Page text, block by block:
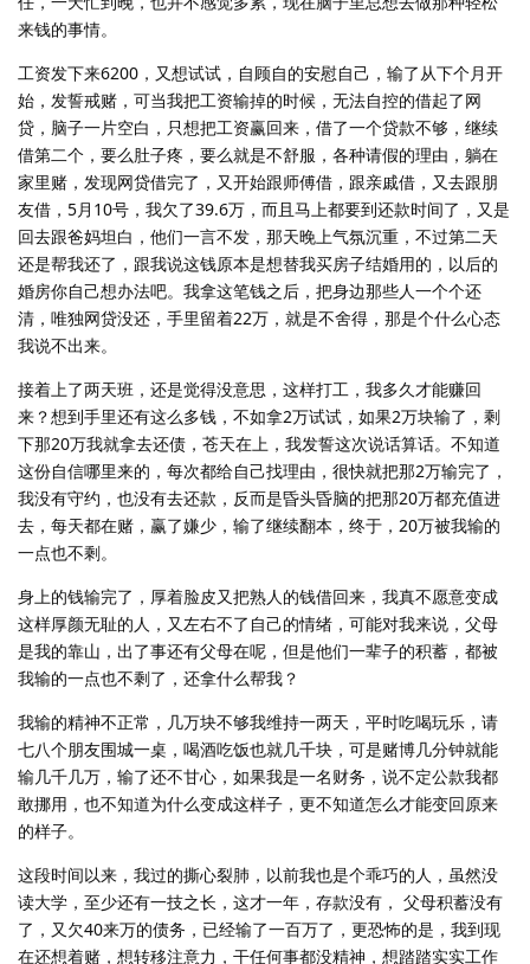
来钱的事情。
工资发下来6200，又想试试，自顾自的安慰自己，输了从下个月开
始，发誓戒赌，可当我把工资输掉的时候，无法自控的借起了网
贷，脑子一片空白，只想把工资赢回来，借了一个贷款不够，继续
借第二个，要么肚子疼，要么就是不舒服，各种请假的理由，躺在
家里赌，发现网贷借完了，又开始跟师傅借，跟亲戚借，又去跟朋
友借，5月10号，我欠了39.6万，而且马上都要到还款时间了，又是
回去跟爸妈坦白，他们一言不发，那天晚上气氛沉重，不过第二天
还是帮我还了，跟我说这钱原本是想替我买房子结婚用的，以后的
婚房你自己想办法吧。我拿这笔钱之后，把身边那些人一个个还
清，唯独网贷没还，手里留着22万，就是不舍得，那是个什么心态
我说不出来。
接着上了两天班，还是觉得没意思，这样打工，我多久才能赚回
来？想到手里还有这么多钱，不如拿2万试试，如果2万块输了，剩
下那20万我就拿去还债，苍天在上，我发誓这次说话算话。不知道
这份自信哪里来的，每次都给自己找理由，很快就把那2万输完了，
我没有守约，也没有去还款，反而是昏头昏脑的把那20万都充值进
去，每天都在赌，赢了嫌少，输了继续翻本，终于，20万被我输的
一点也不剩。
身上的钱输完了，厚着脸皮又把熟人的钱借回来，我真不愿意变成
这样厚颜无耻的人，又左右不了自己的情绪，可能对我来说，父母
是我的靠山，出了事还有父母在呢，但是他们一辈子的积蓄，都被
我输的一点也不剩了，还拿什么帮我？
我输的精神不正常，几万块不够我维持一两天，平时吃喝玩乐，请
七八个朋友围城一桌，喝酒吃饭也就几千块，可是赌博几分钟就能
输几千几万，输了还不甘心，如果我是一名财务，说不定公款我都
敢挪用，也不知道为什么变成这样子，更不知道怎么才能变回原来
的样子。
这段时间以来，我过的撕心裂肺，以前我也是个乖巧的人，虽然没
读大学，至少还有一技之长，这才一年，存款没有， 父母积蓄没有
了，又欠40来万的债务，已经输了一百万了，更恐怖的是，我到现
在还想着赌，想转移注意力，干任何事都没精神，想踏踏实实工作